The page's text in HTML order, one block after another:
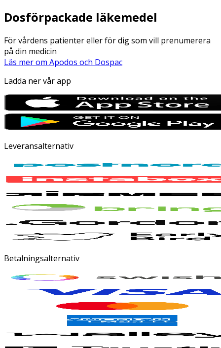
Dosförpackade läkemedel
För vårdens patienter eller för dig som vill prenumerera
på din medicin
Läs mer om Apodos och Dospac
Ladda ner vår app
Leveransalternativ
Betalningsalternativ